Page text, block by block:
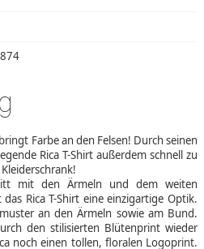
bringt Farbe an den Felsen! Durch seinen
Rica T-Shirt außerdem schnell zu
mit den Ärmeln und dem weiten
Rica T-Shirt eine einzigartige Optik.
an den Ärmeln sowie am Bund.
den stilisierten Blütenprint wieder
noch einen tollen, floralen Logoprint.